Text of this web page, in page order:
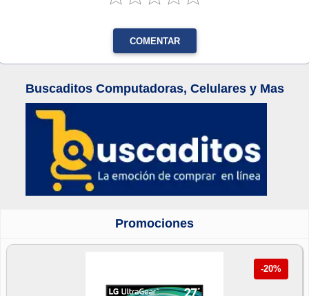
COMENTAR
Buscaditos Computadoras, Celulares y Mas
Promociones
-20%